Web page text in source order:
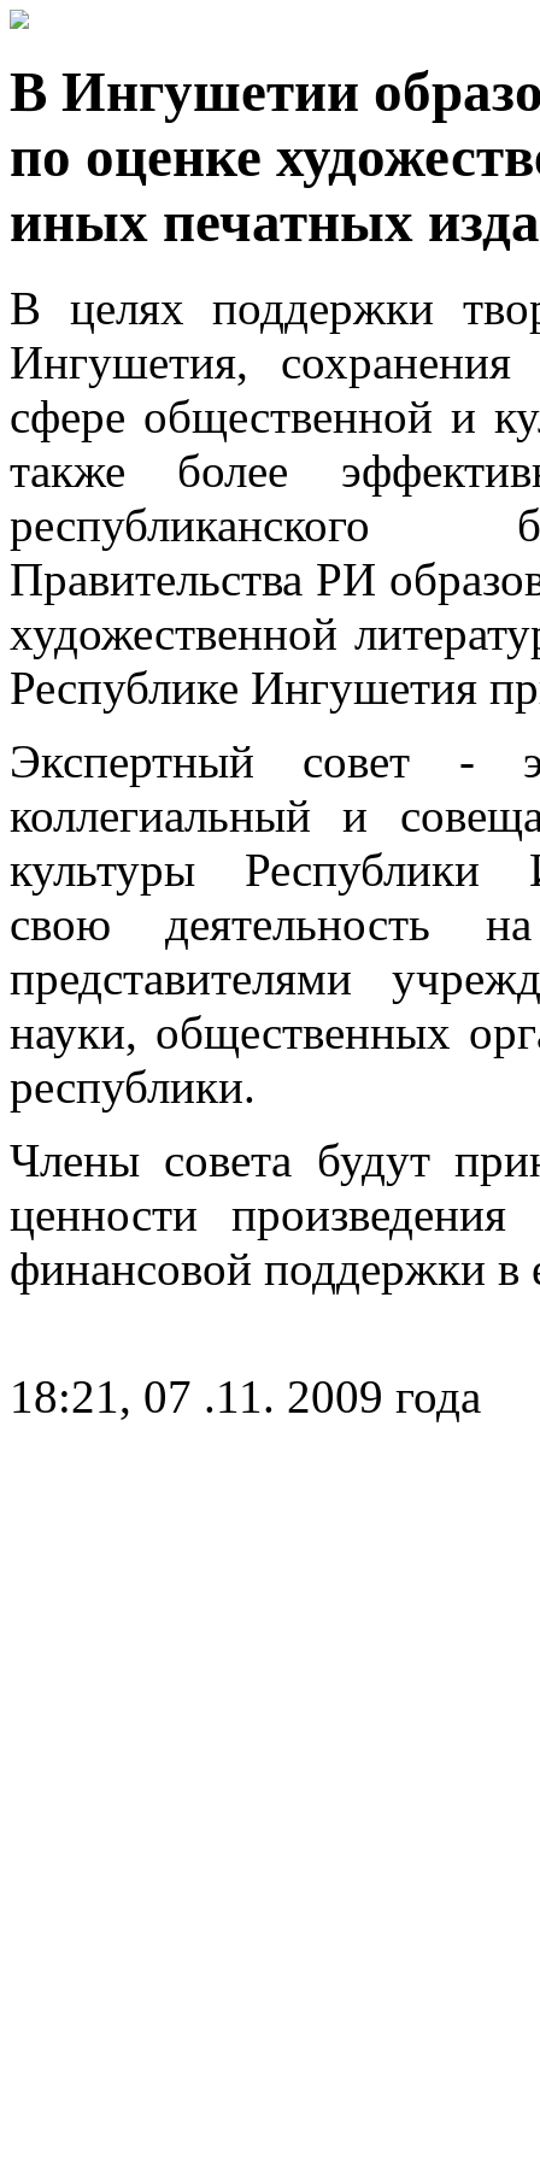
В Ингушетии
по оценке
иных печатных
В целях поддержки
Ингушетия,
сфере общественной и
также более
республиканского
Правительства РИ
художественной
Республике Ингушетия
Экспертный совет -
коллегиальный и
культуры Республики
свою деятельность
представителями
науки, общественных
республики.
Члены совета будут
ценности произведения
финансовой поддержки в
18:21, 07 .11. 2009 года